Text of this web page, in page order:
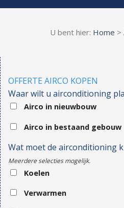
U bent hier: Home >
OFFERTE AIRCO KOPEN
Waar wilt u airconditioning
Airco in nieuwbouw
Airco in bestaand gebouw
Wat moet de airconditioning
Meerdere selecties mogelijk.
Koelen
Verwarmen